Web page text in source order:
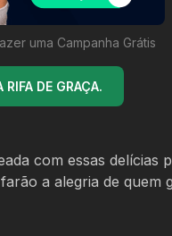
uma Campanha Grátis
DE GRAÇA.
com essas delícias
a alegria de quem